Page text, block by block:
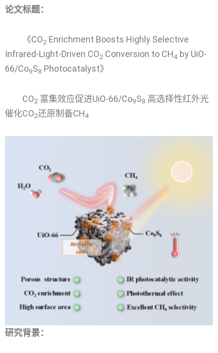
论文标题：
《CO2 Enrichment Boosts Highly Selective
Infrared-Light-Driven CO2 Conversion to CH4 by UiO-
66/Co9S8 Photocatalyst》
CO2 富集效应促进UiO-66/Co9S8 高选择性红外光
催化CO2还原制备CH4
研究背景：